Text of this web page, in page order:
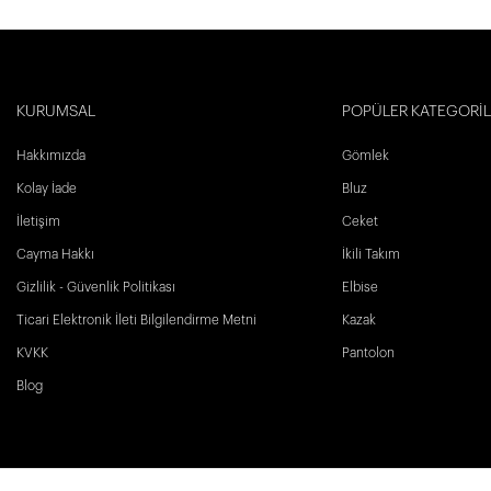
KURUMSAL
Hakkımızda
Kolay İade
İletişim
Cayma Hakkı
Gizlilik - Güvenlik Politikası
Ticari Elektronik İleti Bilgilendirme Metni
KVKK
Blog
POPÜLER
Gömlek
Bluz
Ceket
İkili Takım
Elbise
Kazak
Pantolon